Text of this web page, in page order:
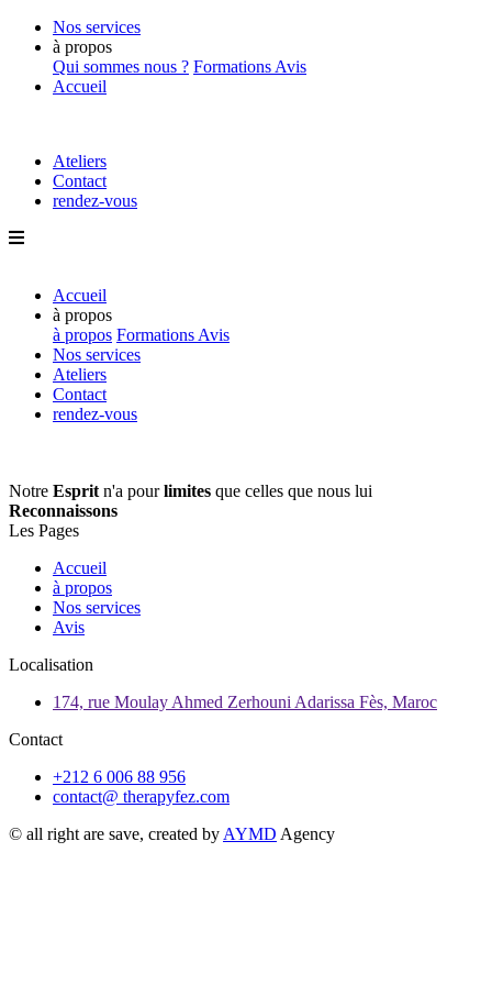
Nos services
à propos
Qui sommes nous ? Formations Avis
Accueil
Ateliers
Contact
rendez-vous
Accueil
à propos
à propos Formations Avis
Nos services
Ateliers
Contact
rendez-vous
Notre Esprit n'a pourlimites que celles que nous lui
Reconnaissons
Les Pages
Accueil
à propos
Nos services
Avis
Localisation
174, rue Moulay Ahmed Zerhouni Adarissa Fès, Maroc
Contact
+212 6 006 88 956
contact@ therapyfez.com
© all right are save, created by AYMD Agency